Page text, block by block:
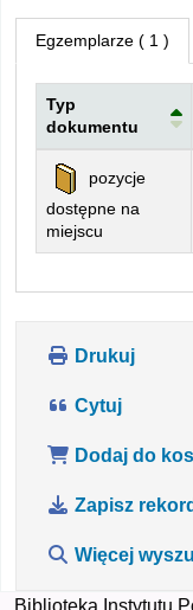
Egzemplarze ( 1 )
Egzemplarze
Typ
dokumentu
pozycje
dostępne na
miejscu
Drukuj
Cytuj
Dodaj do
Zapisz rekord
Więcej
Biblioteka Instytutu